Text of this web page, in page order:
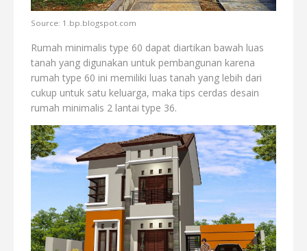
Source: 1.bp.blogspot.com
Rumah minimalis type 60 dapat diartikan bawah luas
tanah yang digunakan untuk pembangunan karena
rumah type 60 ini memiliki luas tanah yang lebih dari
cukup untuk satu keluarga, maka tips cerdas desain
rumah minimalis 2 lantai type 36.